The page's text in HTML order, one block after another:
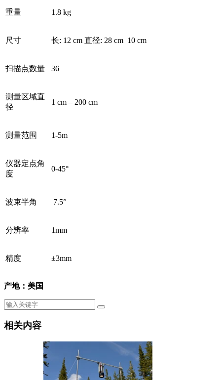
重量 1.8 kg
尺寸 长: 12 cm 直径: 28 cm 10 cm
扫描点数量 36
测量区域直
径
1 cm – 200 cm
测量范围 1-5m
仪器定点角
度
0-45°
波束半角 7.5°
分辨率 1mm
精度 ±3mm
产地：美国
相关内容